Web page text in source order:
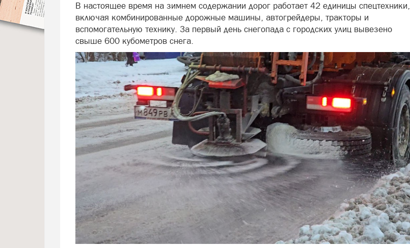
В настоящее время на зимнем содержании дорог работает 42 единицы спецтехники,
включая комбинированные дорожные машины, автогрейдеры, тракторы и
вспомогательную технику. За первый день снегопада с городских улиц вывезено
свыше 600 кубометров снега.